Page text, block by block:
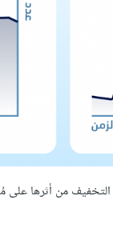
التخفيف من أثرها